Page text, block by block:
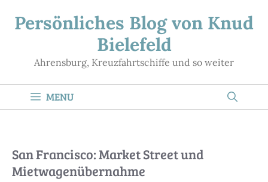
InhaltPersönliches Blog von Knud
Bielefeld
Ahrensburg, Kreuzfahrtschiffe und so weiter
MENU
San Francisco: Market Street und
Mietwagenübernahme